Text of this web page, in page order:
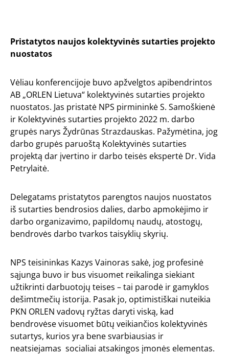
Pristatytos naujos kolektyvinės sutarties projekto
nuostatos
Vėliau konferencijoje buvo apžvelgtos apibendrintos
AB „ORLEN Lietuva“ kolektyvinės sutarties projekto
nuostatos. Jas pristatė NPS pirmininkė S. Samoškienė
ir Kolektyvinės sutarties projekto 2022 m. darbo
grupės narys Žydrūnas Strazdauskas. Pažymėtina, jog
darbo grupės paruoštą Kolektyvinės sutarties
projektą dar įvertino ir darbo teisės ekspertė Dr. Vida
Petrylaitė.
Delegatams pristatytos parengtos naujos nuostatos
iš sutarties bendrosios dalies, darbo apmokėjimo ir
darbo organizavimo, papildomų naudų, atostogų,
bendrovės darbo tvarkos taisyklių skyrių.
NPS teisininkas Kazys Vainoras sakė, jog profesinė
sąjunga buvo ir bus visuomet reikalinga siekiant
užtikrinti darbuotojų teises – tai parodė ir gamyklos
dešimtmečių istorija. Pasak jo, optimistiškai nuteikia
PKN ORLEN vadovų ryžtas daryti viską, kad
bendrovėse visuomet būtų veikiančios kolektyvinės
sutartys, kurios yra bene svarbiausias ir
neatsiejamas socialiai atsakingos įmonės elementas.